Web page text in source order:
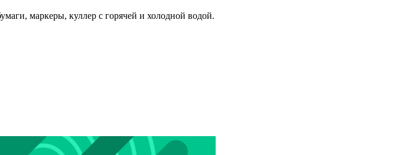
маркеры, куллер с горячей и холодной водой.